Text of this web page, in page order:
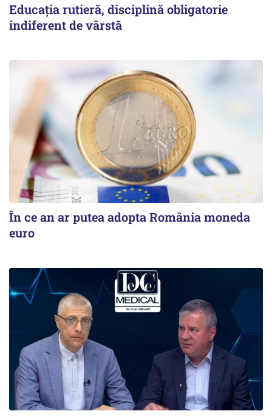
Educația rutieră, disciplină obligatorie
indiferent de vârstă
În ce an ar putea adopta România moneda
euro